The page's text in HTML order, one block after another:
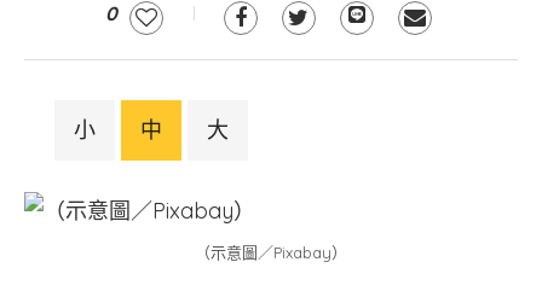
0
小 中 大
（示意圖／Pixabay）